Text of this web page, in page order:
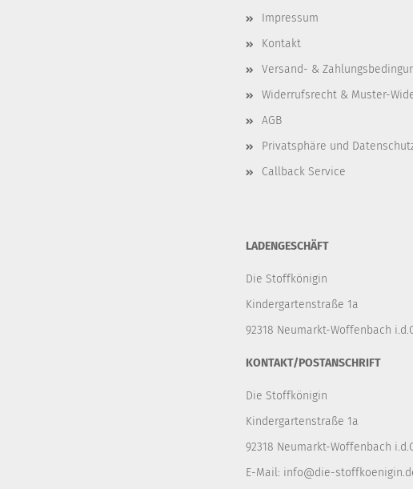
Impressum
Kontakt
Versand- &
Widerrufsrecht & Muster-
AGB
Privatsphäre und
Callback Service
LADENGESCHÄFT
Die Stoffkönigin
Kindergartenstraße 1a
92318 Neumarkt-Woffenbach
KONTAKT/POSTANSCHRIFT
Die Stoffkönigin
Kindergartenstraße 1a
92318 Neumarkt-Woffenbach
E-Mail: info@die-